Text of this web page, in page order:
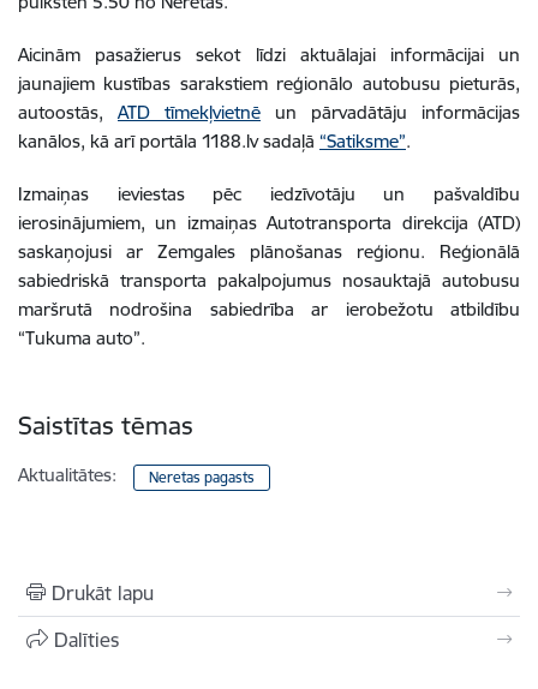
Aicinām pasažierus sekot līdzi aktuālajai informācijai un
jaunajiem kustības sarakstiem reģionālo autobusu pieturās,
autoostās, ATD tīmekļvietnē un pārvadātāju informācijas
kanālos, kā arī portāla 1188.lv sadaļā “Satiksme”.
Izmaiņas ieviestas pēc iedzīvotāju un pašvaldību
ierosinājumiem, un izmaiņas Autotransporta direkcija (ATD)
saskaņojusi ar Zemgales plānošanas reģionu. Reģionālā
sabiedriskā transporta pakalpojumus nosauktajā autobusu
maršrutā nodrošina sabiedrība ar ierobežotu atbildību
“Tukuma auto”.
Saistītas tēmas
Aktualitātes: Neretas pagasts
Drukāt lapu
Dalīties